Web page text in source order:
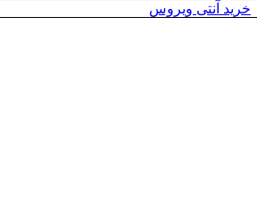
خرید آنتی ویروس